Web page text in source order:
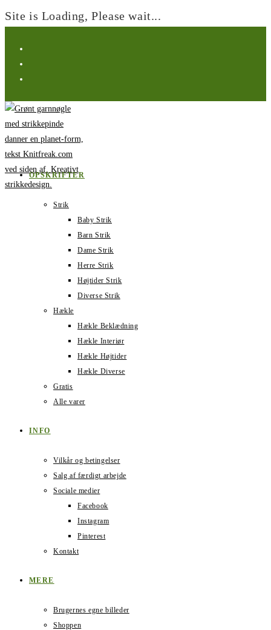
Site is Loading, Please wait...
indhold
OPSKRIFTER
Strik
Baby Strik
Barn Strik
Dame Strik
Herre Strik
Højtider Strik
Diverse Strik
Hækle
Hækle Beklædning
Hækle Interiør
Hækle Højtider
Hækle Diverse
Gratis
Alle varer
INFO
Vilkår og betingelser
Salg af færdigt arbejde
Sociale medier
Facebook
Instagram
Pinterest
Kontakt
MERE
Brugernes egne billeder
Shoppen